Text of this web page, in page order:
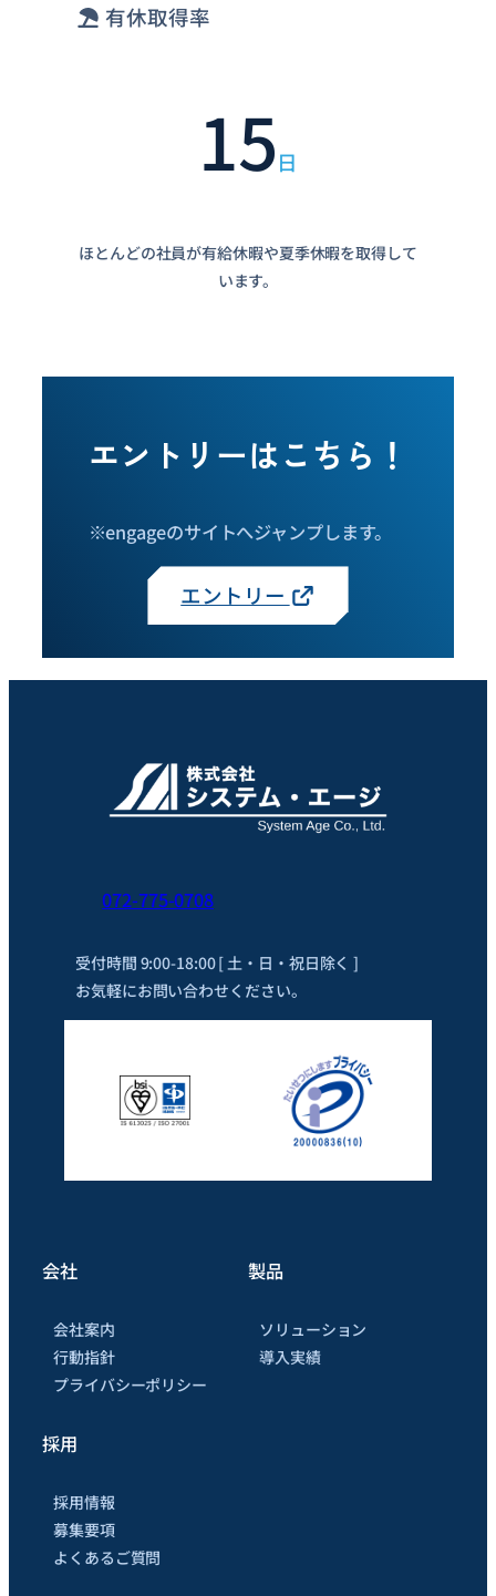
有休取得率
15日
ほとんどの社員が有給休暇や夏季休暇を取得して
います。
エントリーはこちら！
※engageのサイトへジャンプします。
エントリー
072-775-0708
受付時間 9:00-18:00 [ 土・日・祝日除く ]
お気軽にお問い合わせください。
会社
会社案内
行動指針
プライバシーポリシー
製品
ソリューション
導入実績
採用
採用情報
募集要項
よくあるご質問